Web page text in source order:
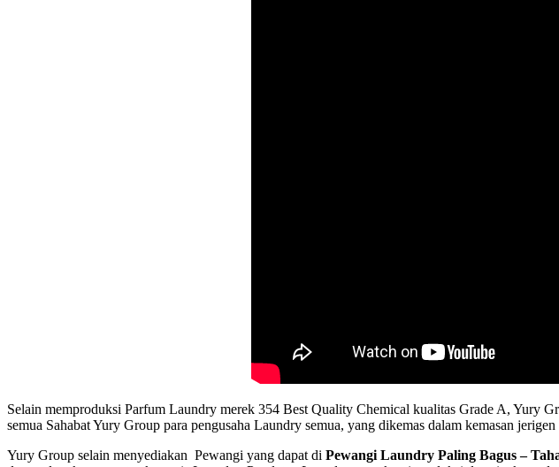
Selain memproduksi Parfum Laundry merek 354 Best Quality Chemical kualitas Grade A, Yury
semua Sahabat Yury Group para pengusaha Laundry semua, yang dikemas dalam kemasan
Yury Group selain menyediakan Pewangi yang dapat di Pewangi Laundry Paling Bagus –